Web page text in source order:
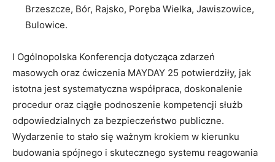
Brzeszcze, Bór, Rajsko, Poręba Wielka, Jawiszowice,
Bulowice.
I Ogólnopolska Konferencja dotycząca zdarzeń
masowych oraz ćwiczenia MAYDAY 25 potwierdziły, jak
istotna jest systematyczna współpraca, doskonalenie
procedur oraz ciągłe podnoszenie kompetencji służb
odpowiedzialnych za bezpieczeństwo publiczne.
Wydarzenie to stało się ważnym krokiem w kierunku
budowania spójnego i skutecznego systemu reagowania